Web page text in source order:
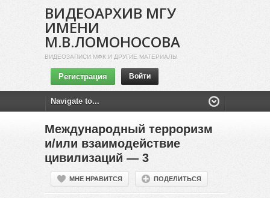
ВИДЕОАРХИВ МГУ
ИМЕНИ
М.В.ЛОМОНОСОВА
ВИДЕОЗАПИСИ МФК И ДРУГИЕ МАТЕРИАЛЫ
Регистрация Войти
Международный терроризм
и/или взаимодействие
цивилизаций — 3
МНЕ НРАВИТСЯ ПОДЕЛИТЬСЯ